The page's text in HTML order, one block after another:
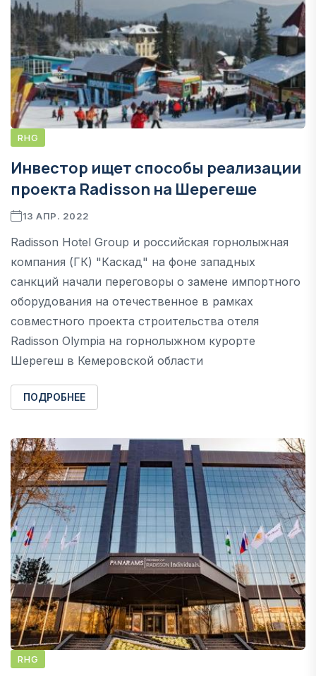
RHG
Инвестор ищет способы реализации
проекта Radisson на Шерегеше
13 АПР. 2022
Radisson Hotel Group и российская горнолыжная
компания (ГК) "Каскад" на фоне западных
санкций начали переговоры о замене импортного
оборудования на отечественное в рамках
совместного проекта строительства отеля
Radisson Olympia на горнолыжном курорте
Шерегеш в Кемеровской области
ПОДРОБНЕЕ
RHG